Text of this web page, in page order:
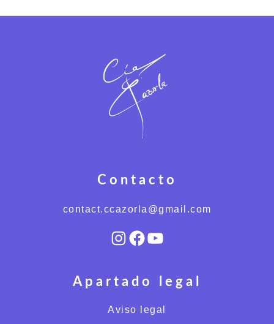
Contacto
contact.ccazorla@gmail.com
Instagram
Facebook
YouTube
Apartado legal
Aviso legal